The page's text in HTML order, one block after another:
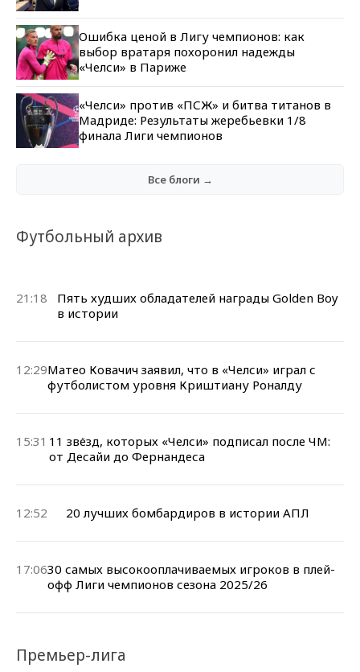
Ошибка ценой в Лигу чемпионов: как
выбор вратаря похоронил надежды
«Челси» в Париже
«Челси» против «ПСЖ» и битва титанов в
Мадриде: Результаты жеребьевки 1/8
финала Лиги чемпионов
Все блоги →
Футбольный архив
21:18
Пять худших обладателей награды Golden Boy
в истории
12:29Матео Ковачич заявил, что в «Челси» играл с
футболистом уровня Криштиану Роналду
15:31 11 звёзд, которых «Челси» подписал после ЧМ:
от Десайи до Фернандеса
12:52 20 лучших бомбардиров в истории АПЛ
17:0630 самых высокооплачиваемых игроков в плей-
офф Лиги чемпионов сезона 2025/26
Премьер-лига